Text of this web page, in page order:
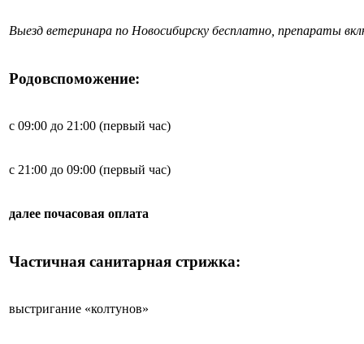
Выезд ветеринара по Новосибирску бесплатно, препараты
Родовспоможение:
с 09:00 до 21:00 (первый час)
с 21:00 до 09:00 (первый час)
далее почасовая оплата
Частичная санитарная стрижка:
выстригание «колтунов»